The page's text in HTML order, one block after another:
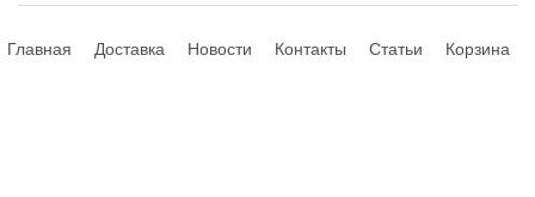
Главная Доставка Новости Контакты Статьи Корзина